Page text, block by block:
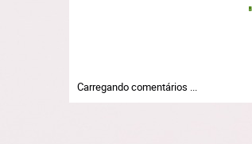
Carregando comentários ...